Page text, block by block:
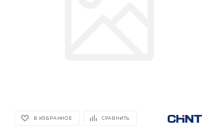
В ИЗБРАННОЕ СРАВНИТЬ